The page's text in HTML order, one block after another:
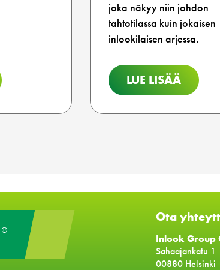
joka näkyy niin johdon
tahtotilassa kuin jokaisen
inlookilaisen arjessa.
LUE LISÄÄ
Ota
Inlook Group
Sahaajankatu 1
00880 Helsinki